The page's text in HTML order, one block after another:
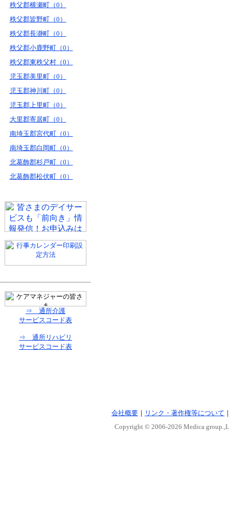
秩父郡横瀬町（0）
秩父郡皆野町（0）
秩父郡長瀞町（0）
秩父郡小鹿野町（0）
秩父郡東秩父村（0）
児玉郡美里町（0）
児玉郡神川町（0）
児玉郡上里町（0）
大里郡寄居町（0）
南埼玉郡宮代町（0）
南埼玉郡白岡町（0）
北葛飾郡杉戸町（0）
北葛飾郡松伏町（0）
⇒ 通所介護
サービスコード表
⇒ 通所リハビリ
サービスコード表
会社概要 ｜ リンク・著作権等について
Copyright © 2006-2026 Medica